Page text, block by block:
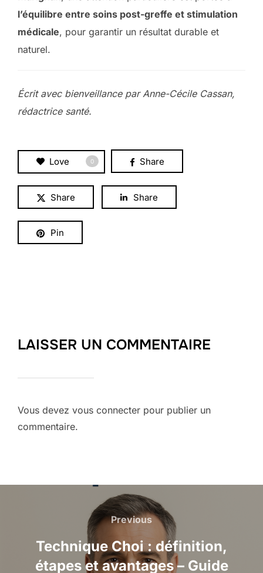
l’équilibre entre soins post-greffe et stimulation
médicale, pour garantir un résultat durable et
naturel.
Écrit avec bienveillance par Anne-Cécile Cassan,
rédactrice santé.
Love 0 Share
Share Share
Pin
LAISSER UN COMMENTAIRE
Vous devez vous connecter pour publier un
commentaire.
l’article
Previous
Previous
Technique Choi : définition,
étapes et avantages – Guide